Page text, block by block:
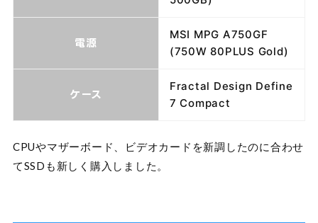
電源
MSI MPG A750GF
(750W 80PLUS Gold)
ケース
Fractal Design Define
7 Compact
CPUやマザーボード、ビデオカードを新調したのに合わせ
てSSDも新しく購入しました。